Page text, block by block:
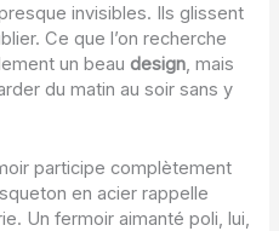
invisibles. Ils glissent
Ce que l’on recherche
un beaudesign , mais
du matin au soir sans y
participe complètement
en acier rappelle
Un fermoir aimanté poli, lui,